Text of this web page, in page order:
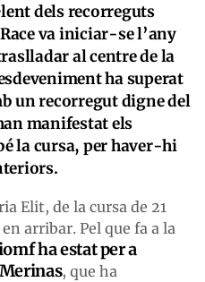
dels recorreguts
va iniciar-se l’any
al centre de la
ha superat
un recorregut digne del
manifestat els
la cursa, per haver-hi
Elit, de la cursa de 21
arribar. Pel que fa a la
ha estat per a
, que ha